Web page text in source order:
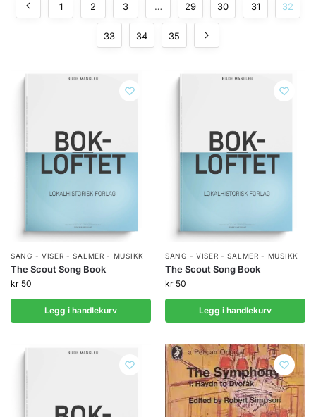
1 2 3 … 29 30 31 32
33 34 35
SANG - VISER - SALMER - MUSIKK
The Scout Song Book
kr 50
Legg i handlekurv
SANG - VISER - SALMER - MUSIKK
The Scout Song Book
kr 50
Legg i handlekurv